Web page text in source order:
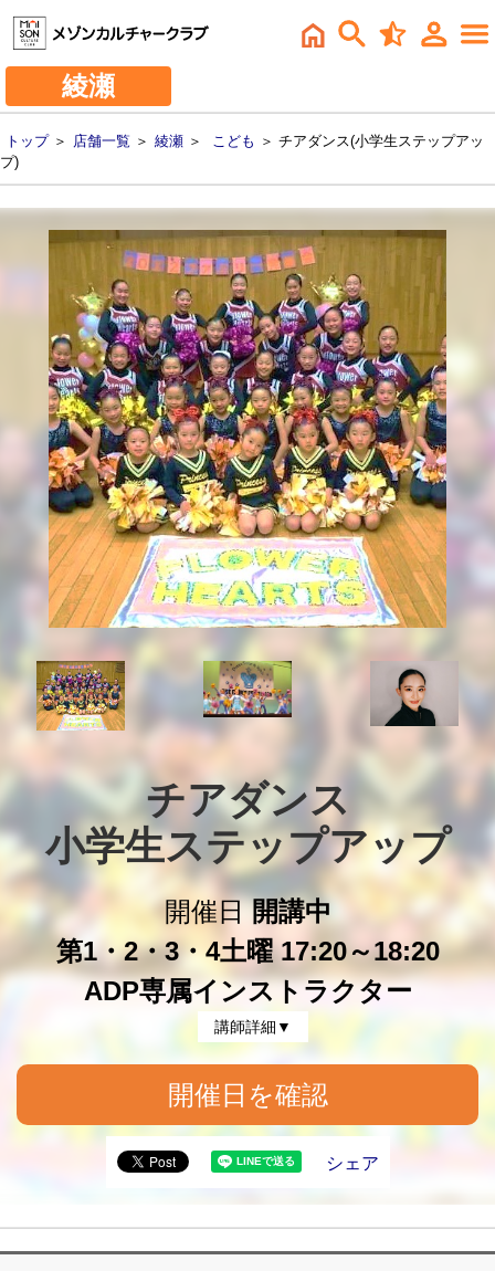
綾瀬
トップ＞ 店舗一覧 ＞ 綾瀬 ＞ こども ＞ チアダンス(小学生ステップアッ
プ)
チアダンス
小学生ステップアップ
開催日開講中
第1・2・3・4土曜 17:20～18:20
ADP専属インストラクター
講師詳細▼
開催日を確認
シェア